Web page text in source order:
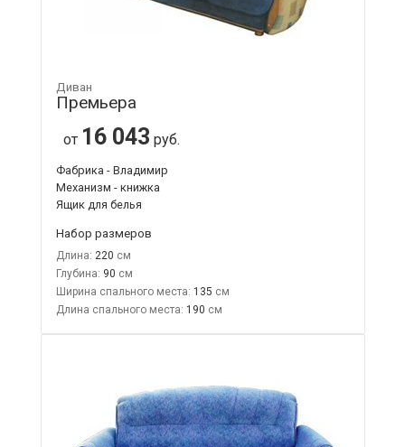
Диван
Премьера
от 16 043 руб.
Фабрика - Владимир
Механизм - книжка
Ящик для белья
Набор размеров
Длина: 220
Глубина: 90
Ширина спального места: 135
Длина спального места: 190